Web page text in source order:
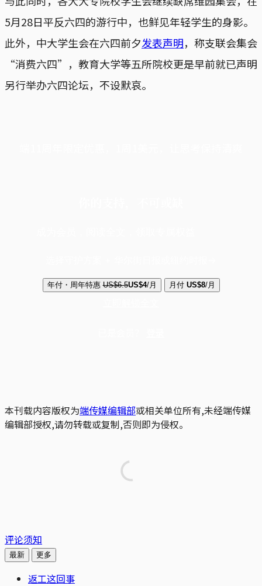
5月28日平反六四的游行中，也鲜见年轻学生的身影。
此外，中大学生会在六四前夕发表声明，称支联会集会
“消费六四”，教育大学等五所院校更是早前就已声明
另行举办六四论坛，不设默哀。
年付・周年特惠 US$6.5US$4/月 月付 US$8/月
本刊载内容版权为端传媒编辑部或相关单位所有,未经端传媒
编辑部授权,请勿转载或复制,否则即为侵权。
评论须知
最新 更多
返工这回事